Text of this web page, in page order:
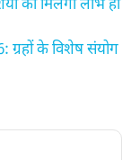
को मिलेगा लाभ ही
के विशेष संयोग